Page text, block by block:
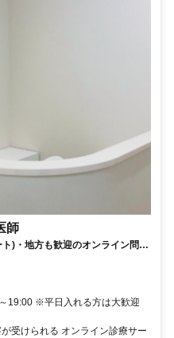
師
)・地方も歓迎のオンライン問診
19:00 ※平日入れる方は大歓迎
受けられる オンライン診療サー